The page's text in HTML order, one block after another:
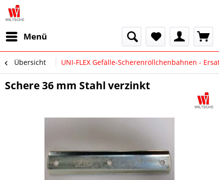
Menü
Übersicht UNI-FLEX Gefälle-Scherenröllchenbahnen -
Schere 36 mm Stahl verzinkt